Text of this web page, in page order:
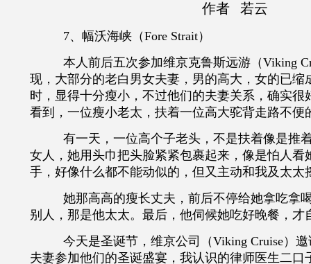
作者 若云
7、幅沃海峡（Fore Strait）
本人前后五次参加维京克鲁斯远游（Viking
现，大部分的老白男女夫妻，男的高大，女的已缩
时，显得十分瘦小，不过他们的夫妻关系，确实很
看到，一位瘦小老太，扶着一位高大驼背走路不便
有一天，一位高个子老头，不是扶着像是推
女人，她用头巾把头脸紧紧包裹起来，像是怕人看
手，好像什么都不能动似的，但又主动和我及太太
她那高高的瘦长丈夫，前后不停给她拿吃拿
别人，那是他太太。最后，他伺候她吃好晚餐，才
今天是圣诞节，维京公司（Viking Cruise）
夫妻参加他们的圣诞盛宴，我认识的律师医生二口